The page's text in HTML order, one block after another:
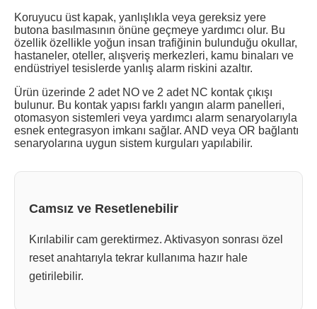
Koruyucu üst kapak, yanlışlıkla veya gereksiz yere
butona basılmasının önüne geçmeye yardımcı olur. Bu
özellik özellikle yoğun insan trafiğinin bulunduğu okullar,
hastaneler, oteller, alışveriş merkezleri, kamu binaları ve
endüstriyel tesislerde yanlış alarm riskini azaltır.
Ürün üzerinde 2 adet NO ve 2 adet NC kontak çıkışı
bulunur. Bu kontak yapısı farklı yangın alarm panelleri,
otomasyon sistemleri veya yardımcı alarm senaryolarıyla
esnek entegrasyon imkanı sağlar. AND veya OR bağlantı
senaryolarına uygun sistem kurguları yapılabilir.
Camsız ve Resetlenebilir
Kırılabilir cam gerektirmez. Aktivasyon sonrası özel
reset anahtarıyla tekrar kullanıma hazır hale
getirilebilir.